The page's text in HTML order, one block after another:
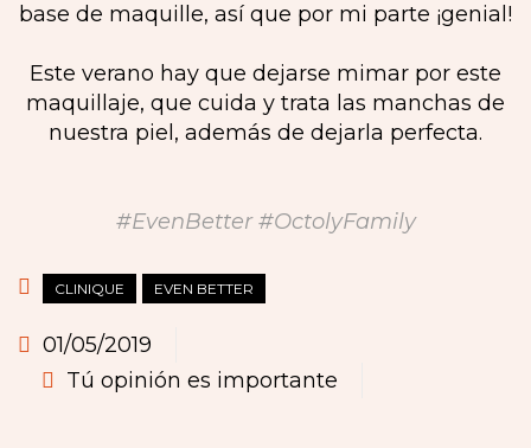
base de maquille, así que por mi parte ¡genial!
Este verano hay que dejarse mimar por este
maquillaje, que cuida y trata las manchas de
nuestra piel, además de dejarla perfecta.
#EvenBetter #OctolyFamily
CLINIQUE EVEN BETTER
01/05/2019
Tú opinión es importante